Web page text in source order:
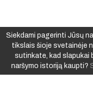
Siekdami pagerinti Jūsų
tikslais šioje svetainėje
sutinkate, kad slapukai
naršymo istoriją kaupti?